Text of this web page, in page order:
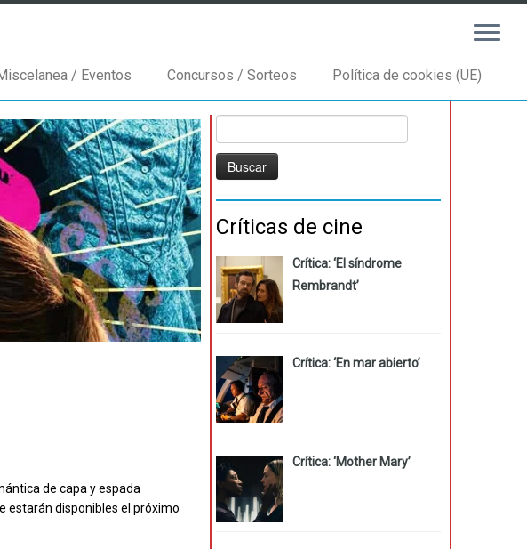
/ Eventos Concursos / Sorteos Política de cookies (UE)
de capa y espada
estarán disponibles el próximo
Críticas de cine
Crítica: ‘El síndrome
Rembrandt’
Crítica: ‘En mar abierto’
Crítica: ‘Mother Mary’